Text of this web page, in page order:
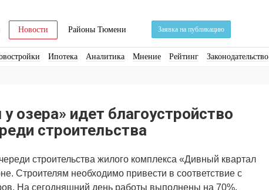
Новости Районы Тюмени Заявка на публикацию
Ипотека Аналитика Мнение Рейтинг Законодательство
озера» идет благоустройство
строительства
строительства жилого комплекса «Дивный квартал
Строителям необходимо привести в соответствие с
На сегодняшний день работы выполнены на 70%.